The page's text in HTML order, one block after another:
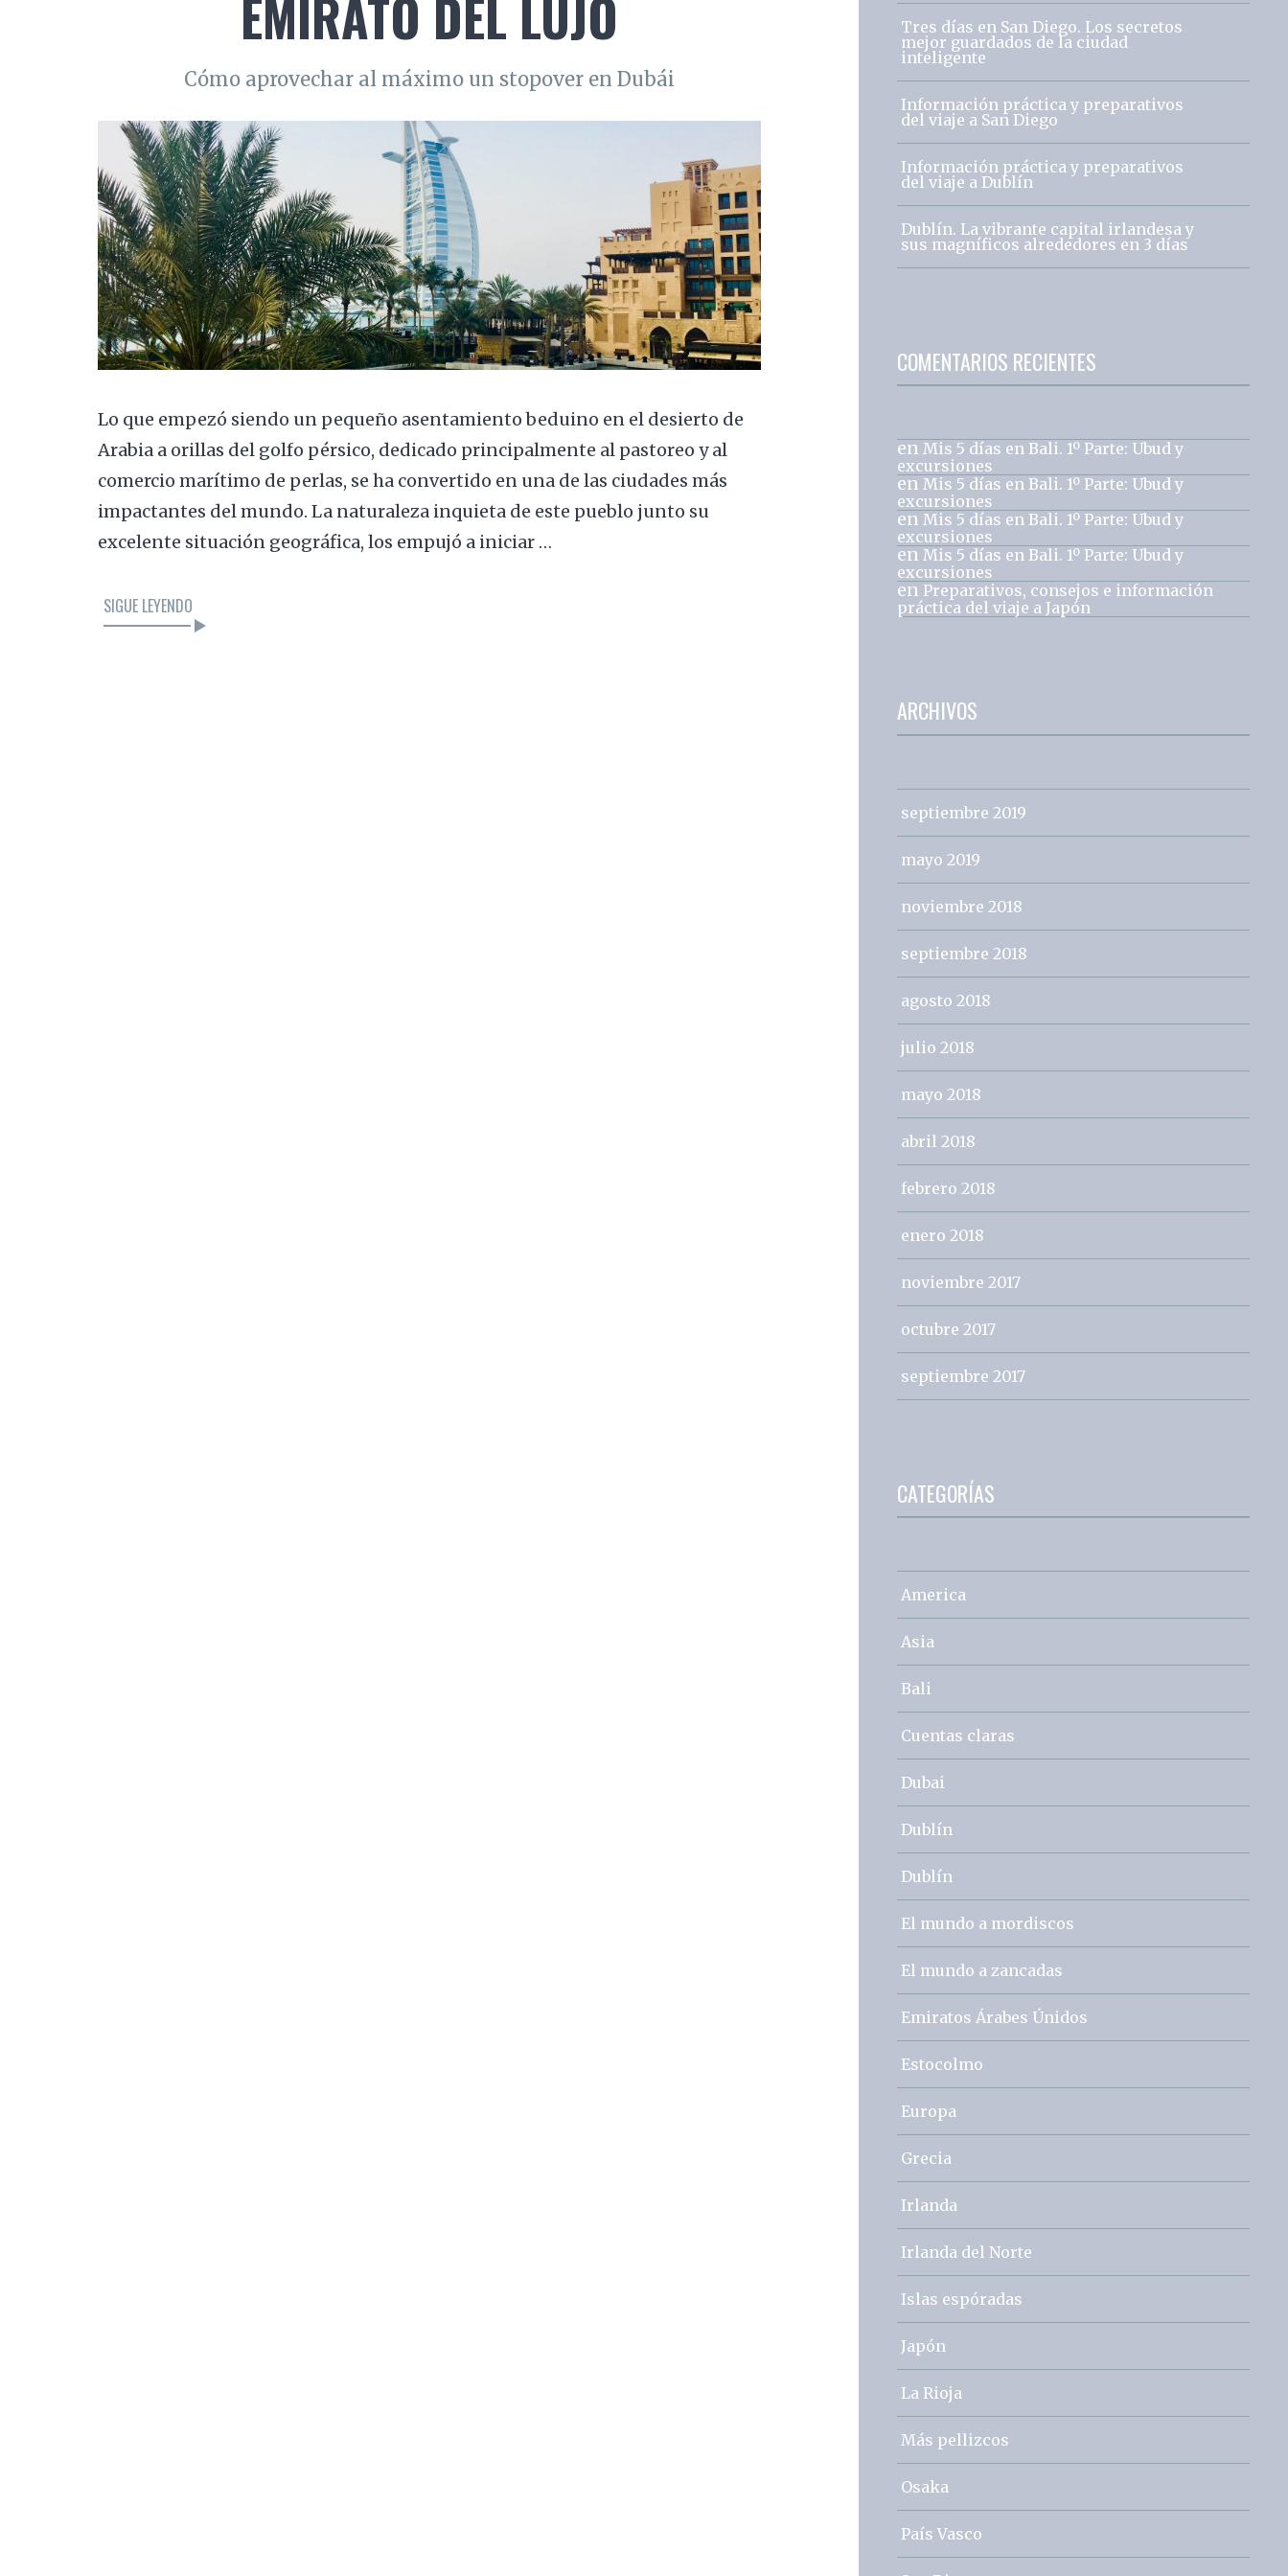
EMIRATO DEL LUJO
Cómo aprovechar al máximo un stopover en Dubái
Lo que empezó siendo un pequeño asentamiento beduino en el desierto de
Arabia a orillas del golfo pérsico, dedicado principalmente al pastoreo y al
comercio marítimo de perlas, se ha convertido en una de las ciudades más
impactantes del mundo. La naturaleza inquieta de este pueblo junto su
excelente situación geográfica, los empujó a iniciar …
SIGUE LEYENDO
Tres días en San Diego. Los secretos
mejor guardados de la ciudad
inteligente
Información práctica y preparativos
del viaje a San Diego
Información práctica y preparativos
del viaje a Dublín
Dublín. La vibrante capital irlandesa y
sus magníficos alrededores en 3 días
COMENTARIOS RECIENTES
en Mis 5 días en Bali. 1º Parte: Ubud y
excursiones
en Mis 5 días en Bali. 1º Parte: Ubud y
excursiones
en Mis 5 días en Bali. 1º Parte: Ubud y
excursiones
en Mis 5 días en Bali. 1º Parte: Ubud y
excursiones
en Preparativos, consejos e información
práctica del viaje a Japón
ARCHIVOS
septiembre 2019
mayo 2019
noviembre 2018
septiembre 2018
agosto 2018
julio 2018
mayo 2018
abril 2018
febrero 2018
enero 2018
noviembre 2017
octubre 2017
septiembre 2017
CATEGORÍAS
America
Asia
Bali
Cuentas claras
Dubai
Dublín
Dublín
El mundo a mordiscos
El mundo a zancadas
Emiratos Árabes Únidos
Estocolmo
Europa
Grecia
Irlanda
Irlanda del Norte
Islas espóradas
Japón
La Rioja
Más pellizcos
Osaka
País Vasco